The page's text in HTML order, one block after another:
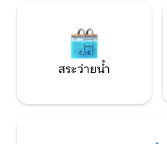
สระว่ายน้ำ